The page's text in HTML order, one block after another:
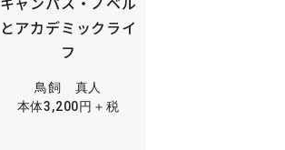
とアカデミックライ
フ
鳥飼 真人
本体3,200円＋税